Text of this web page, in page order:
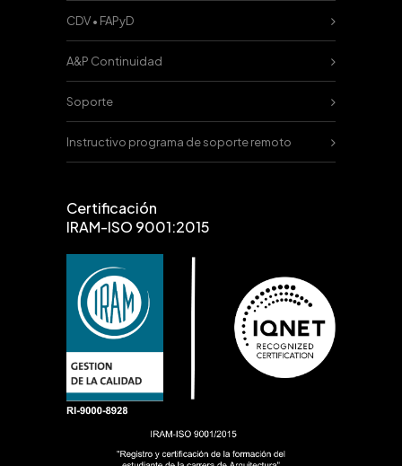
CDV • FAPyD
A&P Continuidad
Soporte
Instructivo programa de soporte remoto
Certificación
IRAM-ISO 9001:2015